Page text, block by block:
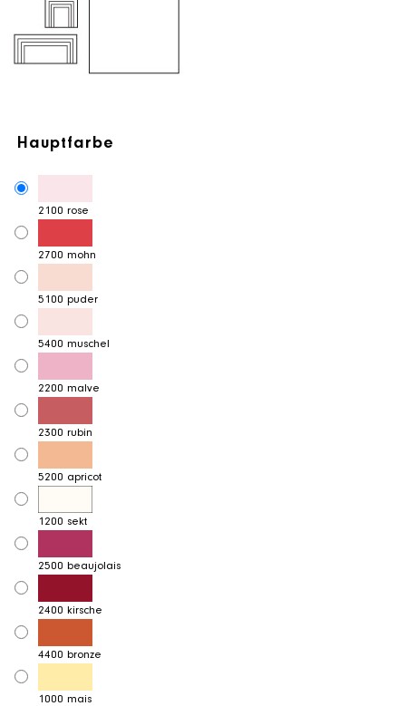
Hauptfarbe
2100 rose
2700 mohn
5100 puder
5400 muschel
2200 malve
2300 rubin
5200 apricot
1200 sekt
2500 beaujolais
2400 kirsche
4400 bronze
1000 mais